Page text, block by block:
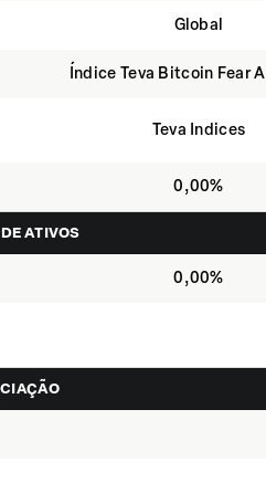
Global
Índice Teva Bitcoin Fear
Teva Indices
0,00%
ATIVOS
0,00%